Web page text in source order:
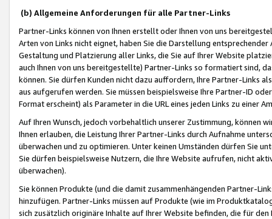
(b) Allgemeine Anforderungen für alle Partner-Links
Partner-Links können von Ihnen erstellt oder Ihnen von uns
Arten von Links nicht eignet, haben Sie die Darstellung
Gestaltung und Platzierung aller Links, die Sie auf Ihrer Website
auch Ihnen von uns bereitgestellte) Partner-Links so formatiert sind,
können. Sie dürfen Kunden nicht dazu auffordern, Ihre Partner-Links
aus aufgerufen werden. Sie müssen beispielsweise Ihre Partner-ID
Format erscheint) als Parameter in die URL eines jeden Links zu einer
Auf Ihren Wunsch, jedoch vorbehaltlich unserer Zustimmung, können
Ihnen erlauben, die Leistung Ihrer Partner-Links durch Aufnahme
überwachen und zu optimieren. Unter keinen Umständen dürfen Sie
Sie dürfen beispielsweise Nutzern, die Ihre Website aufrufen, nicht
überwachen).
Sie können Produkte (und die damit zusammenhängenden Partner-
hinzufügen. Partner-Links müssen auf Produkte (wie im
sich zusätzlich originäre Inhalte auf Ihrer Website befinden, die für